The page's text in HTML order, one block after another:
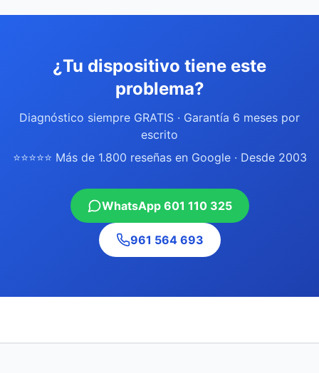
¿Tu dispositivo tiene este
problema?
Diagnóstico siempre GRATIS · Garantía 6 meses por
escrito
⭐⭐⭐⭐⭐ Más de 1.800 reseñas en Google · Desde 2003
WhatsApp 601 110 325
961 564 693